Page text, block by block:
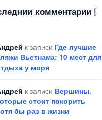
комментарии |
к записи Где лучшие
Вьетнама: 10 мест для
у моря
к записи Вершины,
стоит покорить
бы раз в жизни